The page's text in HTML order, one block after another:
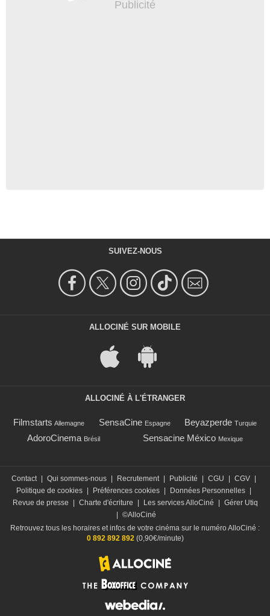
SUIVEZ-NOUS
ALLOCINÉ SUR MOBILE
ALLOCINÉ À L'ÉTRANGER
Filmstarts Allemagne SensaCine Espagne Beyazperde Turquie
AdoroCinema Brésil Sensacine México Mexique
Contact Qui sommes-nous Recrutement Publicité CGU CGV
Politique de cookies
Préférences cookies Données Personnelles
Revue de presse
Charte d'écriture Les services AlloCiné
Gérer Utiq
©AlloCiné
Retrouvez tous les horaires et infos de votre cinéma sur le numéro AlloCiné :
0 892 892 892(0,90€/minute)